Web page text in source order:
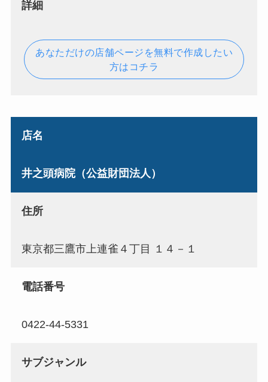
詳細
あなただけの店舗ページを無料で作成したい
方はコチラ
店名
井之頭病院（公益財団法人）
住所
東京都三鷹市上連雀４丁目 １４－１
電話番号
0422-44-5331
サブジャンル